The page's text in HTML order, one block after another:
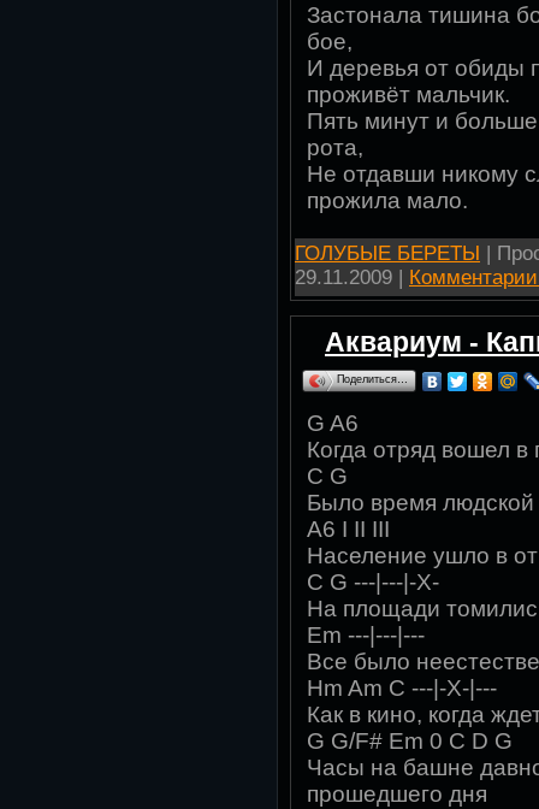
Застонала тишина
бое,
И деревья от обиды
проживёт мальчик.
Пять минут и
рота,
Не отдавши никому
прожила мало.
ГОЛУБЫЕ БЕРЕТЫ
|
29.11.2009
Аквариум -
Поделиться…
G A6
Когда отряд вошел в
C G
Было время
A6 I II III
Население ушло в
C G ---|---|-X-
На площади
Em ---|---|---
Все было
Hm Am C ---|-X-|---
Как в кино, когда
G G/F# Em 0 C D G
Часы на башне
прошедшего дня